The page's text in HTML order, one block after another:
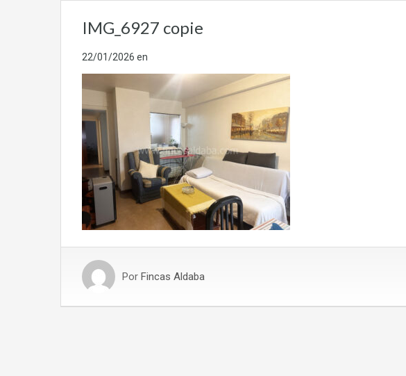
IMG_6927 copie
22/01/2026 en
Por Fincas Aldaba